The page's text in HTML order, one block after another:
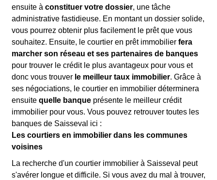
ensuite à constituer votre dossier, une tâche
administrative fastidieuse. En montant un dossier solide,
vous pourrez obtenir plus facilement le prêt que vous
souhaitez. Ensuite, le courtier en prêt immobilier fera
marcher son réseau et ses partenaires de banques
pour trouver le crédit le plus avantageux pour vous et
donc vous trouver le meilleur taux immobilier. Grâce à
ses négociations, le courtier en immobilier déterminera
ensuite quelle banque présente le meilleur crédit
immobilier pour vous. Vous pouvez retrouver toutes les
banques de Saisseval ici :
Les courtiers en immobilier dans les communes
voisines
La recherche d'un courtier immobilier à Saisseval peut
s'avérer longue et difficile. Si vous avez du mal à trouver,